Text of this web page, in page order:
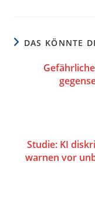
DAS KÖNNTE
Studie: KI
warnen vor